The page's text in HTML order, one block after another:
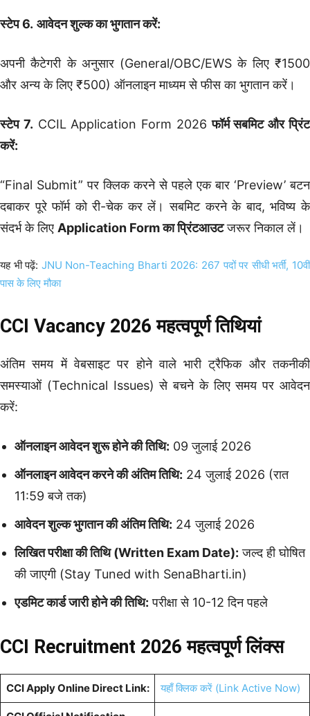
स्टेप 6. आवेदन शुल्क का भुगतान करें:
अपनी कैटेगरी के अनुसार (General/OBC/EWS के लिए ₹1500
और अन्य के लिए ₹500) ऑनलाइन माध्यम से फीस का भुगतान करें।
स्टेप 7. CCIL Application Form 2026फॉर्म सबमिट और प्रिंट
करें:
“Final Submit” पर क्लिक करने से पहले एक बार ‘Preview’ बटन
दबाकर पूरे फॉर्म को री-चेक कर लें। सबमिट करने के बाद, भविष्य के
संदर्भ के लिए Application Form का प्रिंटआउटजरूर निकाल लें।
यह भी पढ़ें: JNU Non-Teaching Bharti 2026: 267 पदों पर सीधी भर्ती, 10वीं
पास के लिए मौका
CCI Vacancy 2026 महत्वपूर्ण तिथियां
अंतिम समय में वेबसाइट पर होने वाले भारी ट्रैफिक और तकनीकी
समस्याओं (Technical Issues) से बचने के लिए समय पर आवेदन
करें:
ऑनलाइन आवेदन शुरू होने की तिथि: 09 जुलाई 2026
ऑनलाइन आवेदन करने की अंतिम तिथि: 24 जुलाई 2026 (रात
11:59 बजे तक)
आवेदन शुल्क भुगतान की अंतिम तिथि: 24 जुलाई 2026
लिखित परीक्षा की तिथि (Written Exam Date): जल्द ही घोषित
की जाएगी (Stay Tuned with SenaBharti.in)
एडमिट कार्ड जारी होने की तिथि: परीक्षा से 10-12 दिन पहले
CCI Recruitment 2026 महत्वपूर्ण लिंक्स
CCI Apply Online Direct Link: यहाँ क्लिक करें (Link Active Now)